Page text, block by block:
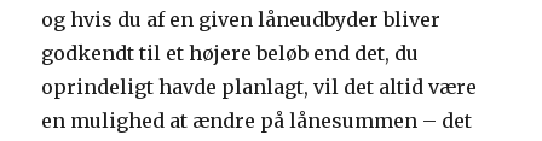
og hvis du af en given låneudbyder bliver
godkendt til et højere beløb end det, du
oprindeligt havde planlagt, vil det altid være
en mulighed at ændre på lånesummen – det